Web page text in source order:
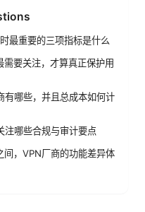
最重要的三项指标是什么
需要关注，才算真正保护用
有哪些，并且总成本如何计
注哪些合规与审计要点
间，VPN厂商的功能差异体